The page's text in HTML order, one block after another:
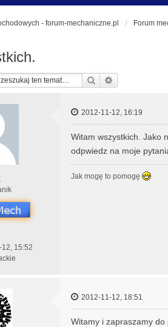
- forum-mechaniczne.pl Forum
Szukaj
15:52
2012-11-12, 16:19
Witam wszystkich. Jako
odpwiedz na moje
Jak mogę to pomogę
2012-11-12, 18:51
Witamy i zapraszamy do